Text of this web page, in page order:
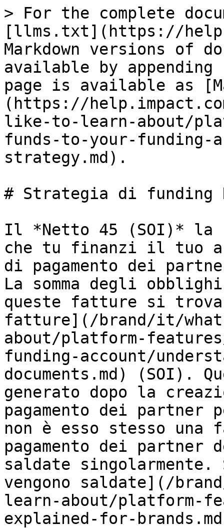
> For the complete
[llms.txt](https://
Markdown versions of
available by
page is available as
(https://
like-to-learn-about/
funds-to-your-funding-
strategy.md).
# Strategia di funding
Il *Netto 45 (SOI)*
che tu finanzi il tuo
di pagamento dei
La somma degli
queste fatture si
fatture](/brand/it/
about/platform-
funding-account/
documents.md) (SOI).
generato dopo la
pagamento dei partner
non è esso stesso
pagamento dei partner
saldate
vengono saldate](/
learn-about/platform-
explained-for-